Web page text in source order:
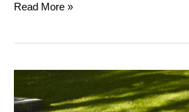
Read More »
Eduardo
Chillida,
Iru